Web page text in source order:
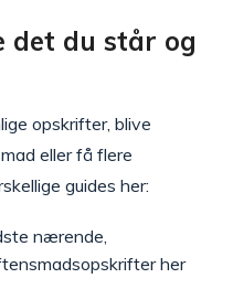
det du står og
opskrifter, blive
eller få flere
guides her:
nærende,
her